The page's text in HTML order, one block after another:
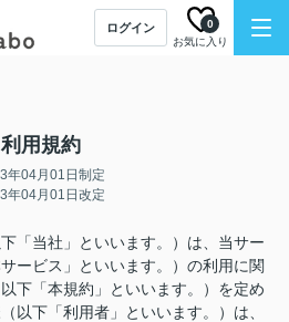
ログイン
お気に入り
0
利用規約
年04月01日制定
年04月01日改定
「当社」といいます。）は、当サー
ービス」といいます。）の利用に関
下「本規約」といいます。）を定め
以下「利用者」といいます。）は、